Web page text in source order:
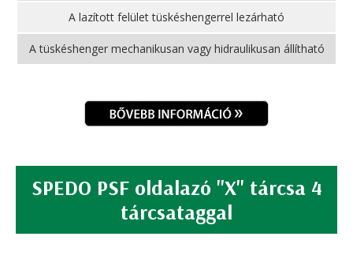
A lazított felület tüskéshengerrel lezárható
A tüskéshenger mechanikusan vagy hidraulikusan állítható
SPEDO PSF oldalazó "X" tárcsa 4
tárcsataggal